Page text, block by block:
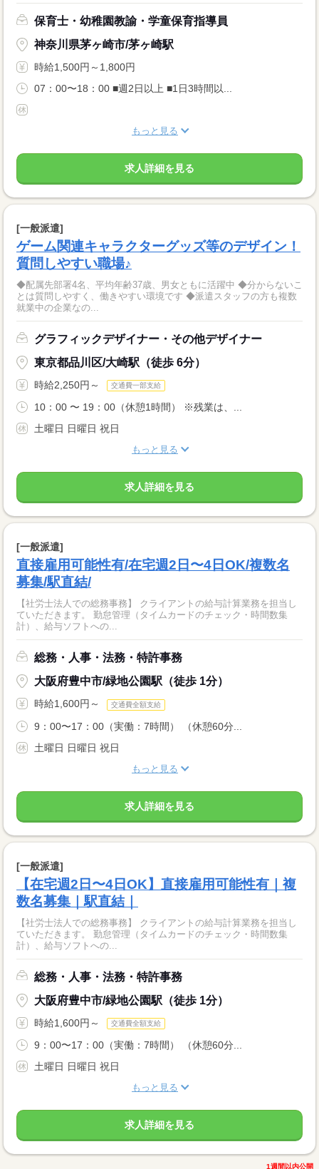
保育士・幼稚園教諭・学童保育指導員
神奈川県茅ヶ崎市/茅ヶ崎駅
時給1,500円～1,800円
07：00〜18：00 ■週2日以上 ■1日3時間以...
もっと見る
求人詳細を見る
[一般派遣]
ゲーム関連キャラクターグッズ等のデザイン！
質問しやすい職場♪
◆配属先部署4名、平均年齢37歳、男女ともに活躍中 ◆分からないこ
とは質問しやすく、働きやすい環境です ◆派遣スタッフの方も複数
就業中の企業なの...
グラフィックデザイナー・その他デザイナー
東京都品川区/大崎駅（徒歩 6分）
時給2,250円～ 交通費一部支給
10：00 〜 19：00（休憩1時間） ※残業は、...
土曜日 日曜日 祝日
もっと見る
求人詳細を見る
[一般派遣]
直接雇用可能性有/在宅週2日〜4日OK/複数名
募集/駅直結/
【社労士法人での総務事務】 クライアントの給与計算業務を担当し
ていただきます。 勤怠管理（タイムカードのチェック・時間数集
計）、給与ソフトへの...
総務・人事・法務・特許事務
大阪府豊中市/緑地公園駅（徒歩 1分）
時給1,600円～ 交通費全額支給
9：00〜17：00（実働：7時間） （休憩60分...
土曜日 日曜日 祝日
もっと見る
求人詳細を見る
[一般派遣]
【在宅週2日〜4日OK】直接雇用可能性有｜複
数名募集｜駅直結｜
【社労士法人での総務事務】 クライアントの給与計算業務を担当し
ていただきます。 勤怠管理（タイムカードのチェック・時間数集
計）、給与ソフトへの...
総務・人事・法務・特許事務
大阪府豊中市/緑地公園駅（徒歩 1分）
時給1,600円～ 交通費全額支給
9：00〜17：00（実働：7時間） （休憩60分...
土曜日 日曜日 祝日
もっと見る
求人詳細を見る
1週間以内公開